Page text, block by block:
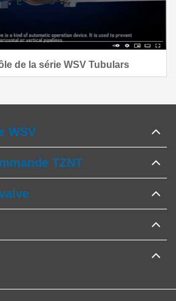
de la série WSV Tubulars
WSV
TZNT